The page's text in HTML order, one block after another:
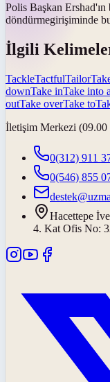
Polis Başkan
döndürmegirişiminde
İlgili
TackleTactfulTailor
downTake inTake into
outTake overTake to
İletişim Merkezi (09.00
0(312) 911
0(546) 855
Hacettepe
4. Kat Ofis No: